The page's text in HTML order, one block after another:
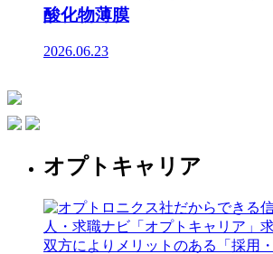
酸化物薄膜
2026.06.23
オプトキャリア